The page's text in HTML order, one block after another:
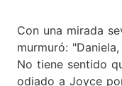
Con una mirada
murmuró:
No tiene sentido
odiado a Joyce